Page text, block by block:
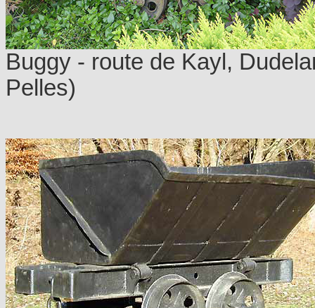
Buggy - route de Kayl,
Pelles)